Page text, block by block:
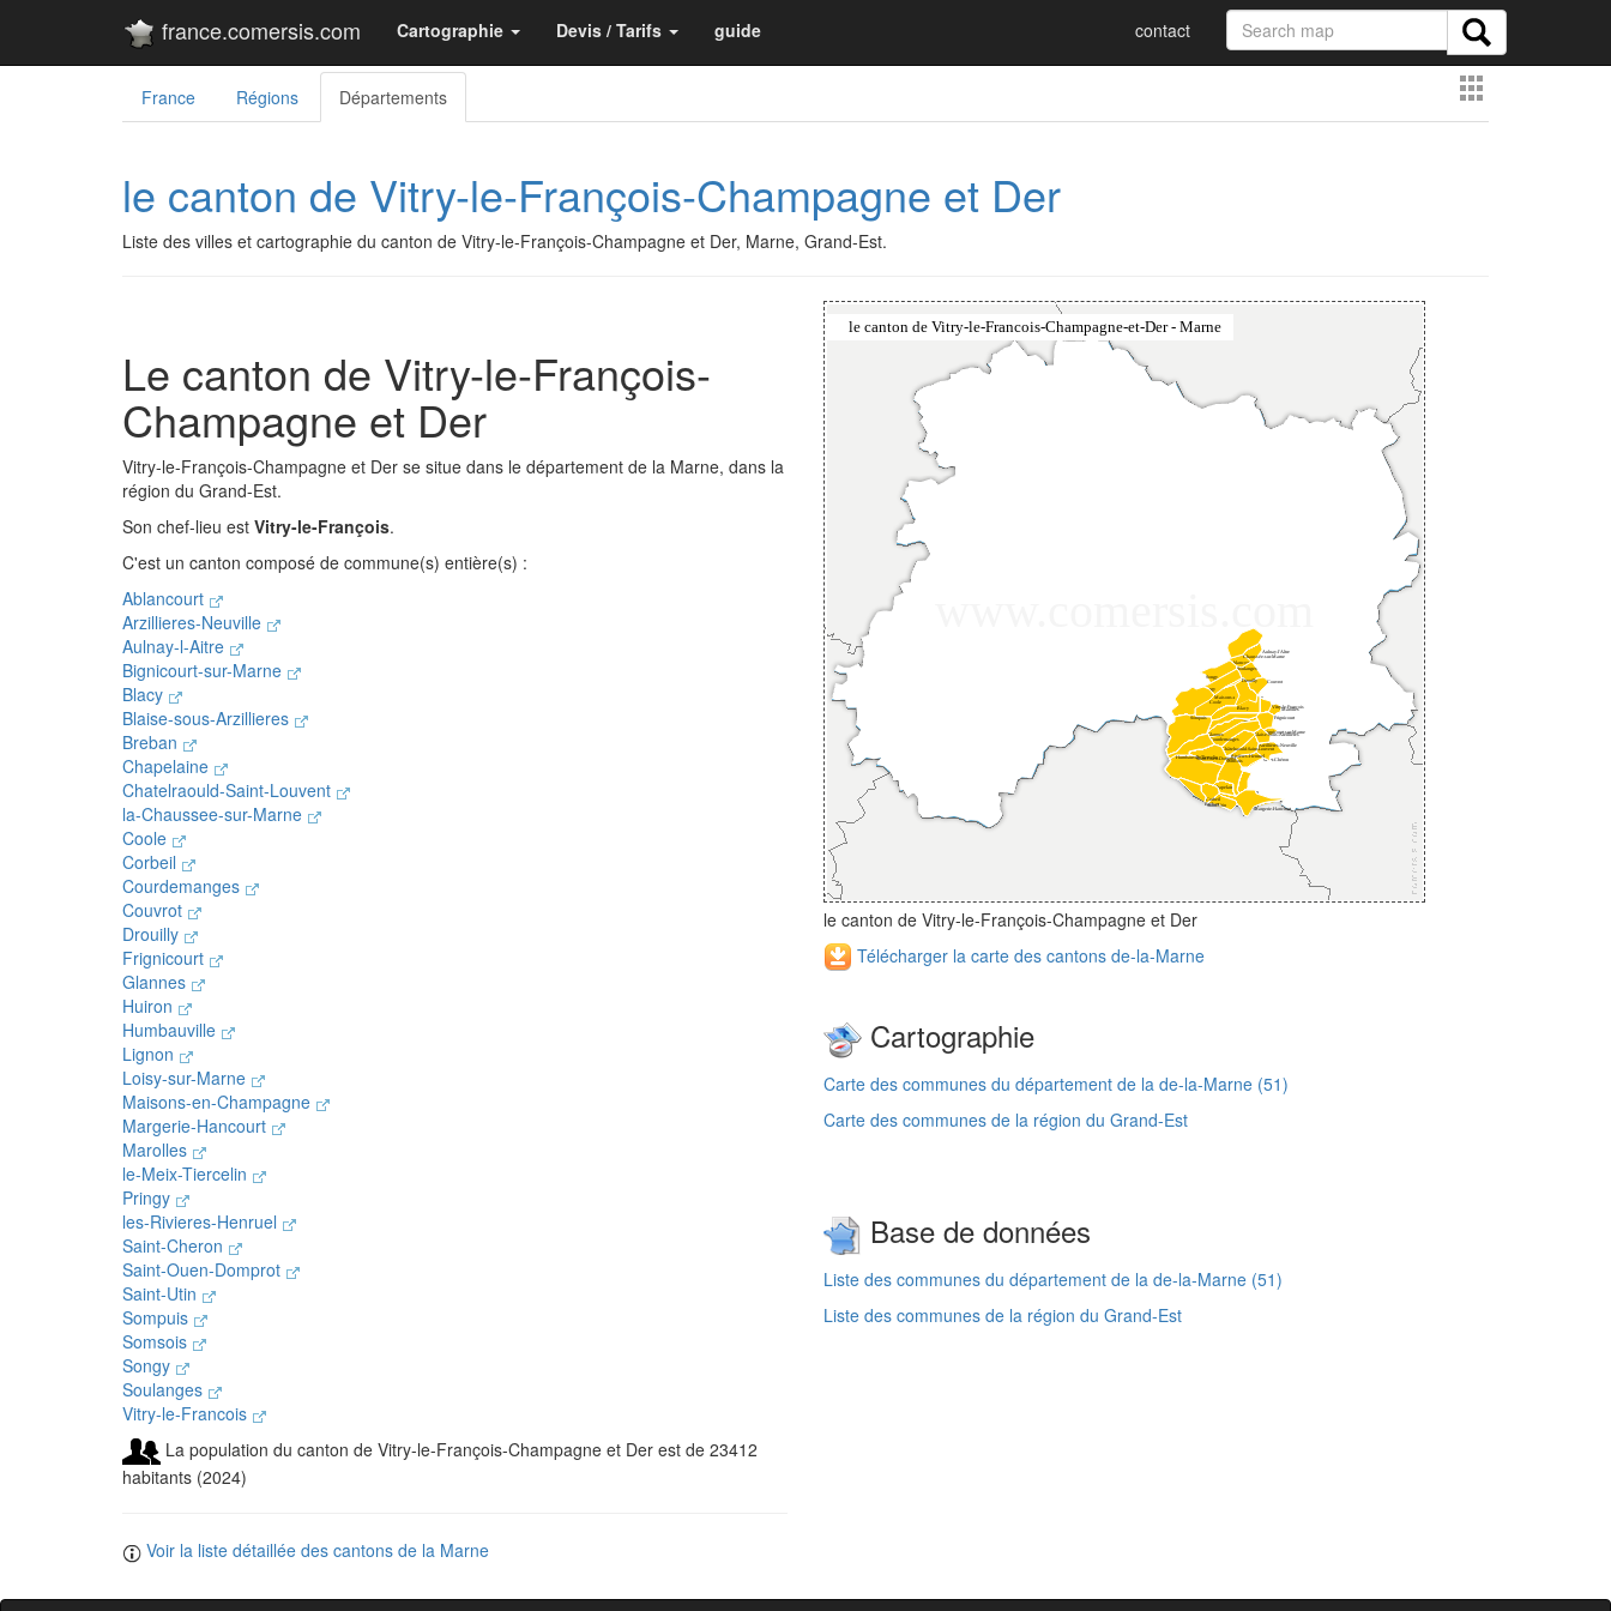
france.comersis.com Cartographie Devis / Tarifs guide contact
France Régions Départements
le canton de Vitry-le-François-Champagne et Der
Liste des villes et cartographie du canton de Vitry-le-François-Champagne et Der, Marne, Grand-Est.
Le canton de Vitry-le-François-
Champagne et Der
Vitry-le-François-Champagne et Der se situe dans le département de la Marne, dans la
région du Grand-Est.
Son chef-lieu est Vitry-le-François.
C'est un canton composé de commune(s) entière(s) :
Ablancourt
Arzillieres-Neuville
Aulnay-l-Aitre
Bignicourt-sur-Marne
Blacy
Blaise-sous-Arzillieres
Breban
Chapelaine
Chatelraould-Saint-Louvent
la-Chaussee-sur-Marne
Coole
Corbeil
Courdemanges
Couvrot
Drouilly
Frignicourt
Glannes
Huiron
Humbauville
Lignon
Loisy-sur-Marne
Maisons-en-Champagne
Margerie-Hancourt
Marolles
le-Meix-Tiercelin
Pringy
les-Rivieres-Henruel
Saint-Cheron
Saint-Ouen-Domprot
Saint-Utin
Sompuis
Somsois
Songy
Soulanges
Vitry-le-Francois
La population du canton de Vitry-le-François-Champagne et Der est de 23412
habitants (2024)
Voir la liste détaillée des cantons de la Marne
le canton de Vitry-le-François-Champagne et Der
Télécharger la carte des cantons de-la-Marne
Cartographie
Carte des communes du département de la de-la-Marne (51)
Carte des communes de la région du Grand-Est
Base de données
Liste des communes du département de la de-la-Marne (51)
Liste des communes de la région du Grand-Est